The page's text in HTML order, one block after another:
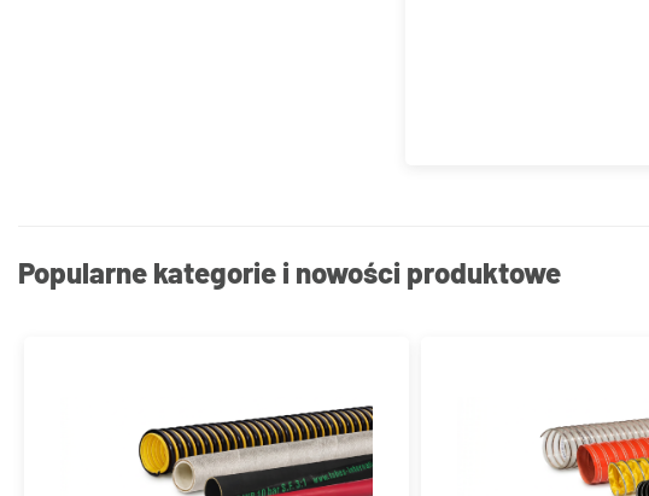
Popularne kategorie i nowości produktowe